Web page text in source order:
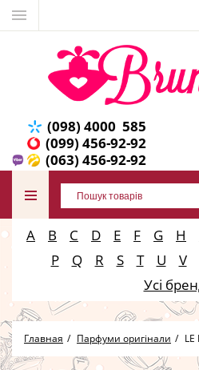
(098) 4000 585
(099) 456-92-92
(063) 456-92-92
A B C D E F G H
P
Q R S T U V
Усі
Главная Парфуми оригінали LE